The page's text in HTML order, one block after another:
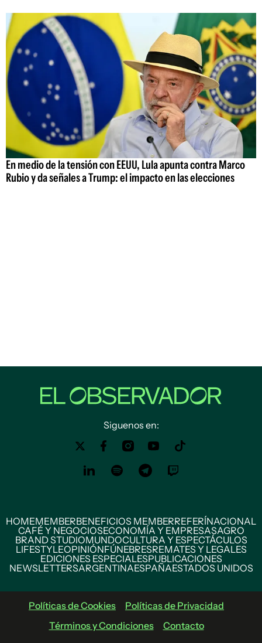
En medio de la tensión con EEUU, Lula apunta contra Marco
Rubio y da señales a Trump: el impacto en las elecciones
Siguenos en:
HOMEMEMBERBENEFICIOS MEMBERREFERÍNACIONAL
CAFÉ Y NEGOCIOSECONOMÍA Y EMPRESASAGRO
BRAND STUDIOMUNDOCULTURA Y ESPECTÁCULOS
LIFESTYLEOPINIÓNFÚNEBRESREMATES Y LEGALES
EDICIONES ESPECIALESPUBLICACIONES
NEWSLETTERSARGENTINAESPAÑAESTADOS UNIDOS
Políticas de Cookies
Políticas de Privacidad
Términos y Condiciones
Contacto